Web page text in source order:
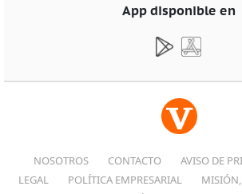
App disponible en
NOSOTROS CONTACTO AVISO DE
LEGAL
POLÍTICA EMPRESARIAL
MISIÓN,